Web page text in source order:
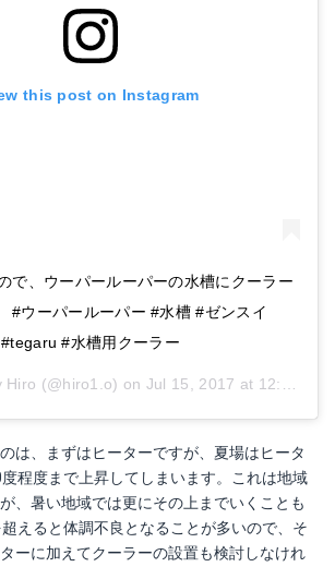
this post on Instagram
で、ウーパールーパーの水槽にクーラー
#ウーパールーパー #水槽 #ゼンスイ
#tegaru #水槽用クーラー
Hiro (@hiro1.o) on Jul 15, 2017 at 12:50am PDT
は、まずはヒーターですが、夏場はヒータ
程度まで上昇してしまいます。これは地域
、暑い地域では更にその上までいくことも
えると体調不良となることが多いので、そ
ーに加えてクーラーの設置も検討しなけれ